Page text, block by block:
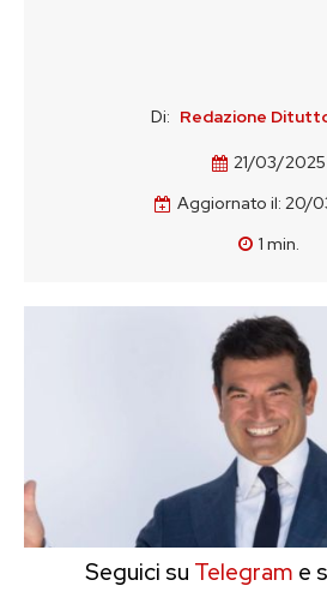
Di: Redazione
21/03/2025
Aggiornato il: 20/
1 min.
Seguici su Telegram e